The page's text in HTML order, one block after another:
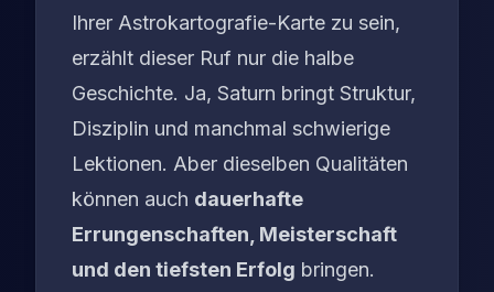
Ihrer Astrokartografie-Karte zu sein,
erzählt dieser Ruf nur die halbe
Geschichte. Ja, Saturn bringt Struktur,
Disziplin und manchmal schwierige
Lektionen. Aber dieselben Qualitäten
können auch dauerhafte
Errungenschaften, Meisterschaft
und den tiefsten Erfolg bringen.